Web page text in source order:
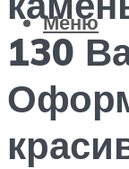
Меню
130